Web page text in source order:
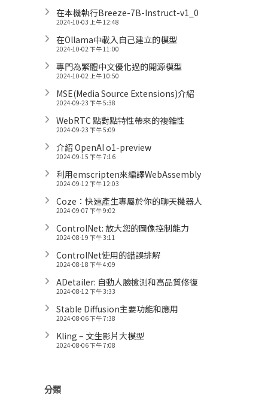
在本機執行Breeze-7B-Instruct-v1_0
2024-10-03 上午 12:48
在Ollama中載入自己建立的模型
2024-10-02 下午 11:00
專門為繁體中文優化過的開源模型
2024-10-02 上午 10:50
MSE(Media Source Extensions)介紹
2024-09-23 下午 5:38
WebRTC 點對點特性帶來的複雜性
2024-09-23 下午 5:09
介紹 OpenAI o1-preview
2024-09-15 下午 7:16
利用emscripten來編譯WebAssembly
2024-09-12 下午 12:03
Coze：快速產生專屬於你的聊天機器人
2024-09-07 下午 9:02
ControlNet: 放大您的圖像控制能力
2024-08-19 下午 3:11
ControlNet使用的錯誤排解
2024-08-18 下午 4:09
ADetailer: 自動人臉檢測和高品質修復
2024-08-12 下午 3:33
Stable Diffusion主要功能和應用
2024-08-06 下午 7:38
Kling – 文生影片大模型
2024-08-06 下午 7:08
分類